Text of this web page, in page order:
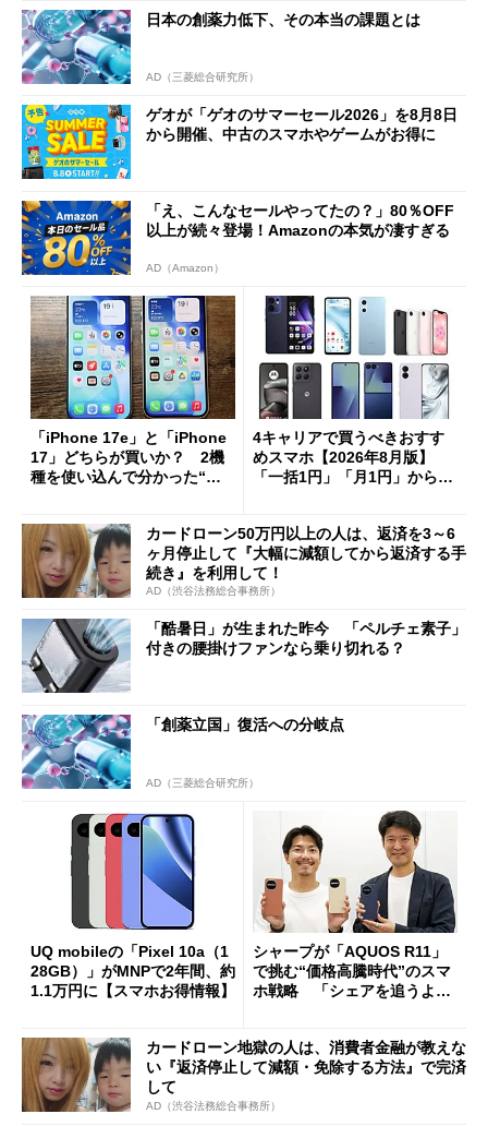
日本の創薬力低下、その本当の課題とは
AD（三菱総合研究所）
ゲオが「ゲオのサマーセール2026」を8月8日
から開催、中古のスマホやゲームがお得に
「え、こんなセールやってたの？」80％OFF
以上が続々登場！Amazonの本気が凄すぎる
AD（Amazon）
「iPhone 17e」と「iPhone
17」どちらが買いか？ 2機
種を使い込んで分かった“ス
4キャリアで買うべきおすす
めスマホ【2026年8月版】
「一括1円」「月1円」からお
カードローン50万円以上の人は、返済を3～6
ヶ月停止して『大幅に減額してから返済する手
続き』を利用して！
AD（渋谷法務総合事務所）
「酷暑日」が生まれた昨今 「ペルチェ素子」
付きの腰掛けファンなら乗り切れる？
「創薬立国」復活への分岐点
AD（三菱総合研究所）
UQ mobileの「Pixel 10a（1
28GB）」がMNPで2年間、約
1.1万円に【スマホお得情報】
シャープが「AQUOS R11」
で挑む“価格高騰時代”のスマ
ホ戦略 「シェアを追うより
カードローン地獄の人は、消費者金融が教えな
い『返済停止して減額・免除する方法』で完済
して
AD（渋谷法務総合事務所）